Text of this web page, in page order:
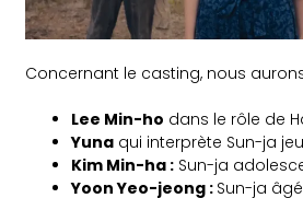
Concernant le casting, nous
Lee Min-ho dans le rôle de
Yuna qui interprète Sun-ja
Kim Min-ha : Sun-ja
Yoon Yeo-jeong : Sun-ja